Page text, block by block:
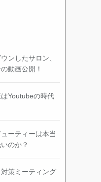
ンしたサロン、
動画公開！
Youtubeの時代
ーティーは本当
のか？
策ミーティング